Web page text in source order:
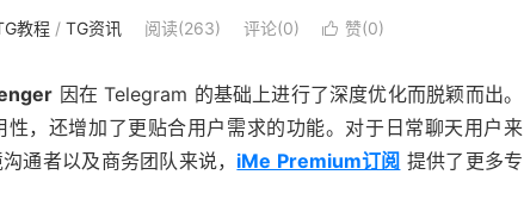
教程/ TG资讯 阅读(263) 评论(0)  赞(0)
因在 Telegram 的基础上进行了深度优化而脱颖而出。
，还增加了更贴合用户需求的功能。对于日常聊天用户来
通者以及商务团队来说， iMe Premium订阅 提供了更多专